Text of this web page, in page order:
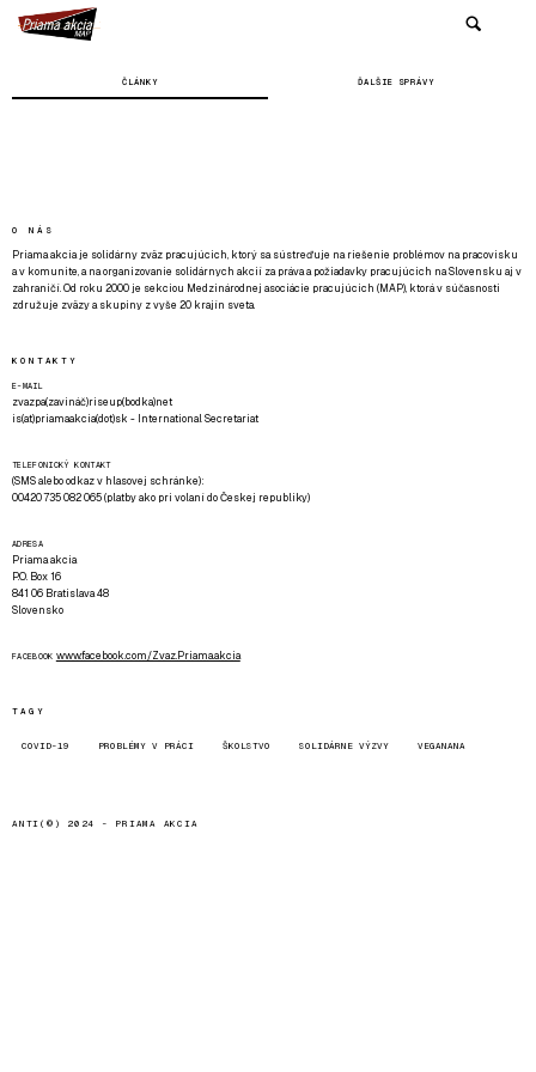
ČLÁNKY ĎALŠIE SPRÁVY
O NÁS
Priama akcia je solidárny zväz pracujúcich, ktorý sa sústreďuje na riešenie problémov na pracovisku
a v komunite, a na organizovanie solidárnych akcií za práva a požiadavky pracujúcich na Slovensku aj v
zahraničí. Od roku 2000 je sekciou Medzinárodnej asociácie pracujúcich (MAP), ktorá v súčasnosti
združuje zväzy a skupiny z vyše 20 krajín sveta.
KONTAKTY
E-MAIL
zvazpa(zavináč)riseup(bodka)net
is(at)priamaakcia(dot)sk - International Secretariat
TELEFONICKÝ KONTAKT
(SMS alebo odkaz v hlasovej schránke):
00420 735 082 065 (platby ako pri volaní do Českej republiky)
ADRESA
Priama akcia
P.O. Box 16
841 06 Bratislava 48
Slovensko
FACEBOOK www.facebook.com/Zvaz.Priama.akcia
TAGY
COVID-19 PROBLÉMY V PRÁCI ŠKOLSTVO SOLIDÁRNE VÝZVY VEGANANA
ANTI(©) 2024 - PRIAMA AKCIA